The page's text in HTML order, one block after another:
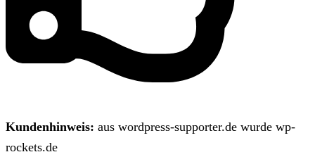
Kundenhinweis: aus wordpress-supporter.de wurde wp-
rockets.de